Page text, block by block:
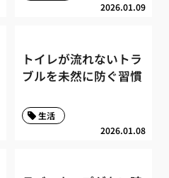
2026.01.09
トイレが流れないトラ
ブルを未然に防ぐ習慣
2026.01.08
生活